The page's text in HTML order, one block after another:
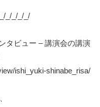
_/_/_/_/
ビュー – 講演会の講演
ishi_yuki-shinabe_risa/